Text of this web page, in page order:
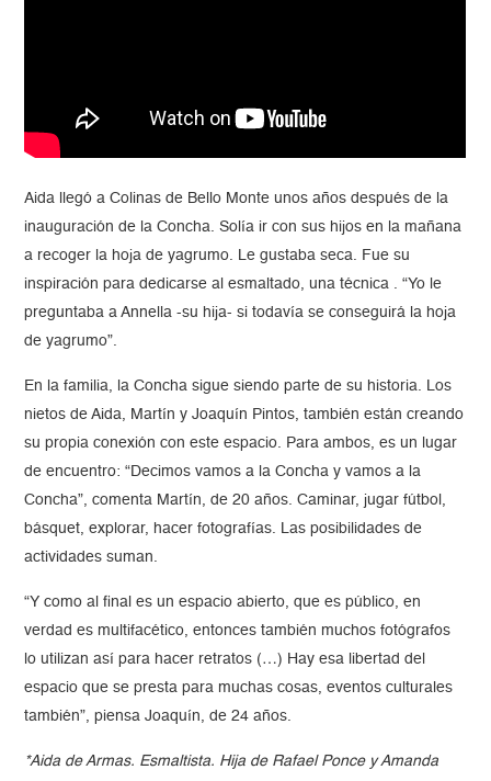
Aida llegó a Colinas de Bello Monte unos años después de la
inauguración de la Concha. Solía ir con sus hijos en la mañana
a recoger la hoja de yagrumo. Le gustaba seca. Fue su
inspiración para dedicarse al esmaltado, una técnica . “Yo le
preguntaba a Annella -su hija- si todavía se conseguirá la hoja
de yagrumo”.
En la familia, la Concha sigue siendo parte de su historia. Los
nietos de Aida, Martín y Joaquín Pintos, también están creando
su propia conexión con este espacio. Para ambos, es un lugar
de encuentro: “Decimos vamos a la Concha y vamos a la
Concha”, comenta Martín, de 20 años. Caminar, jugar fútbol,
básquet, explorar, hacer fotografías. Las posibilidades de
actividades suman.
“Y como al final es un espacio abierto, que es público, en
verdad es multifacético, entonces también muchos fotógrafos
lo utilizan así para hacer retratos (…) Hay esa libertad del
espacio que se presta para muchas cosas, eventos culturales
también”, piensa Joaquín, de 24 años.
*Aida de Armas. Esmaltista. Hija de Rafael Ponce y Amanda